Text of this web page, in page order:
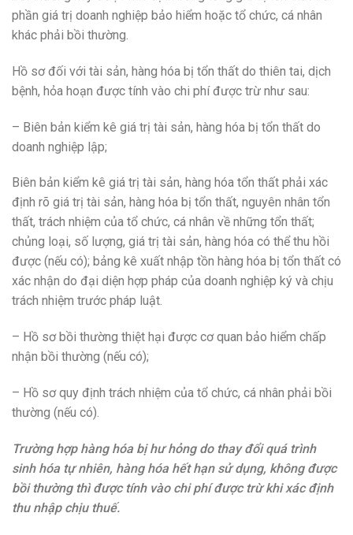
phần giá trị doanh nghiệp bảo hiểm hoặc tổ chức, cá nhân
khác phải bồi thường.
Hồ sơ đối với tài sản, hàng hóa bị tổn thất do thiên tai, dịch
bệnh, hỏa hoạn được tính vào chi phí được trừ như sau:
– Biên bản kiểm kê giá trị tài sản, hàng hóa bị tổn thất do
doanh nghiệp lập;
Biên bản kiểm kê giá trị tài sản, hàng hóa tổn thất phải xác
định rõ giá trị tài sản, hàng hóa bị tổn thất, nguyên nhân tổn
thất, trách nhiệm của tổ chức, cá nhân về những tổn thất;
chủng loại, số lượng, giá trị tài sản, hàng hóa có thể thu hồi
được (nếu có); bảng kê xuất nhập tồn hàng hóa bị tổn thất có
xác nhận do đại diện hợp pháp của doanh nghiệp ký và chịu
trách nhiệm trước pháp luật.
– Hồ sơ bồi thường thiệt hại được cơ quan bảo hiểm chấp
nhận bồi thường (nếu có);
– Hồ sơ quy định trách nhiệm của tổ chức, cá nhân phải bồi
thường (nếu có).
Trường hợp hàng hóa bị hư hỏng do thay đổi quá trình
sinh hóa tự nhiên, hàng hóa hết hạn sử dụng, không được
bồi thường thì được tính vào chi phí được trừ khi xác định
thu nhập chịu thuế.